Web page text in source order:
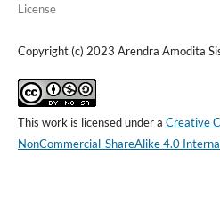
License
Copyright (c) 2023 Arendra Amodita
This work is licensed under a Creative
NonCommercial-ShareAlike 4.0